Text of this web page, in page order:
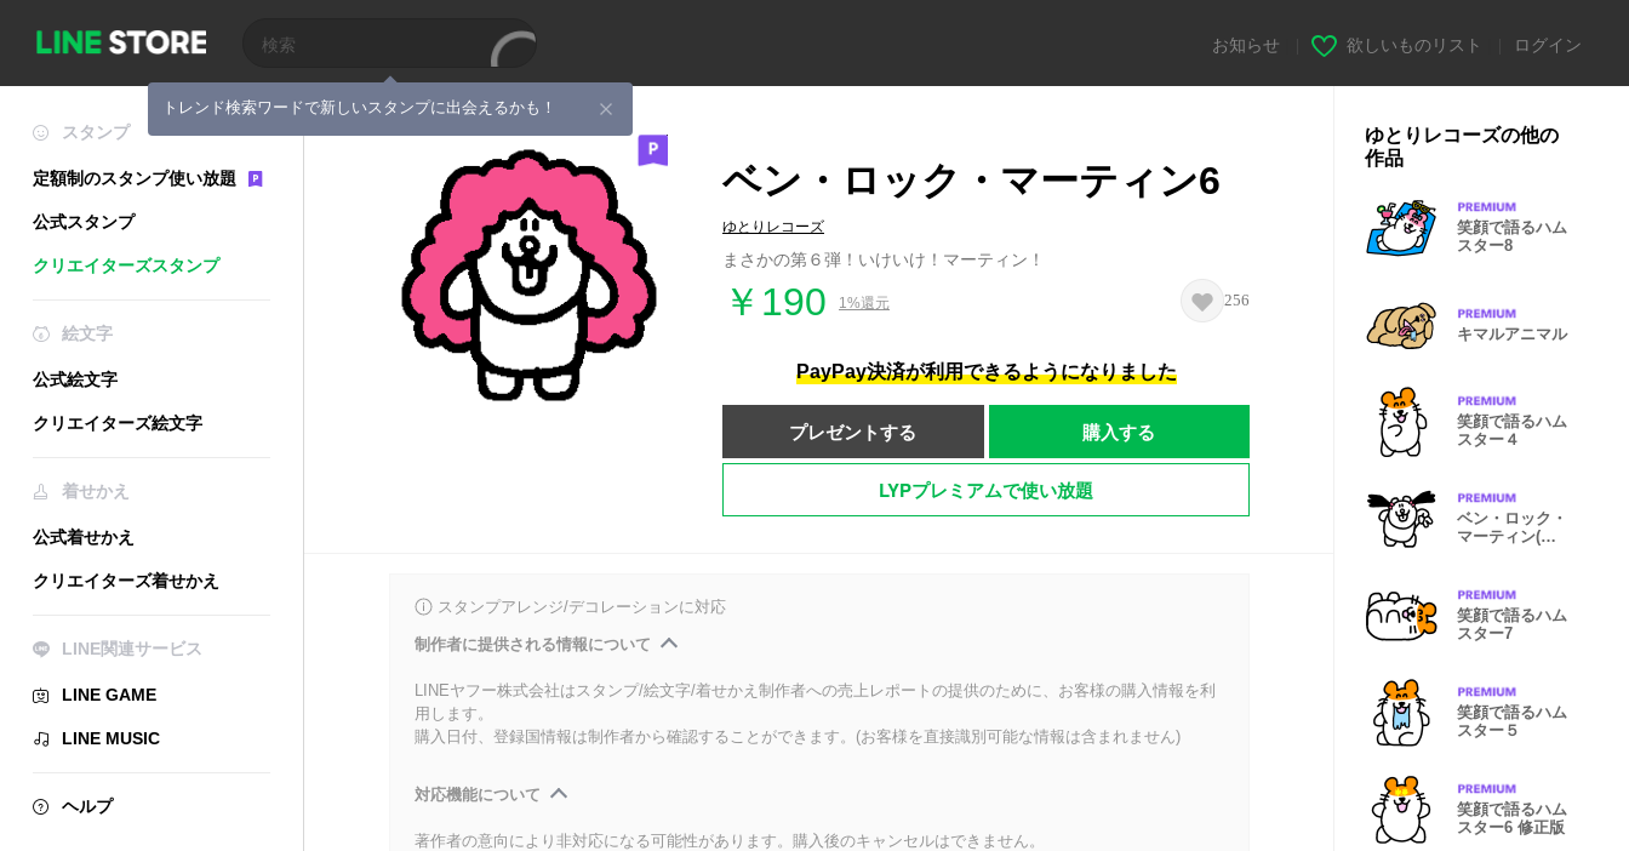
トレンド検索ワードで新しいスタンプに出会えるかも！
お知らせ 欲しいものリスト ログイン
スタンプ
定額制のスタンプ使い放題
公式スタンプ
クリエイターズスタンプ
絵文字
公式絵文字
クリエイターズ絵文字
着せかえ
公式着せかえ
クリエイターズ着せかえ
LINE関連サービス
LINE GAME
LINE MUSIC
ヘルプ
ベン・ロック・マーティン6
ゆとりレコーズ
まさかの第６弾！いけいけ！マーティン！
￥190 1%還元 256
PayPay決済が利用できるようになりました
プレゼントする 購入する
LYPプレミアムで使い放題
スタンプアレンジ/デコレーションに対応
制作者に提供される情報について
LINEヤフー株式会社はスタンプ/絵文字/着せかえ制作者への売上レポートの提供のために、お客様の購入情報を利
用します。
購入日付、登録国情報は制作者から確認することができます。(お客様を直接識別可能な情報は含まれません)
対応機能について
著作者の意向により非対応になる可能性があります。購入後のキャンセルはできません。
ゆとりレコーズの他の
作品
笑顔で語るハム
スター8
キマルアニマル
笑顔で語るハム
スター４
ベン・ロック・
マーティン(ツ
笑顔で語るハム
スター7
笑顔で語るハム
スター５
笑顔で語るハム
スター6 修正版